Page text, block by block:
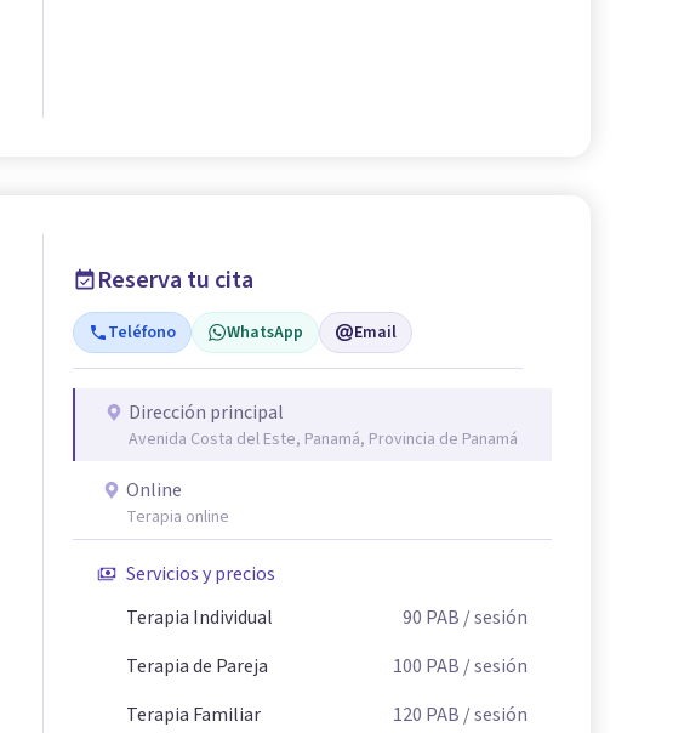
Reserva tu cita
Teléfono WhatsApp Email
Dirección principal
Avenida Costa del Este, Panamá, Provincia de Panamá
Online
Terapia online
Servicios y precios
Terapia Individual
90 PAB / sesión
Terapia de Pareja
100 PAB / sesión
Terapia Familiar
120 PAB / sesión